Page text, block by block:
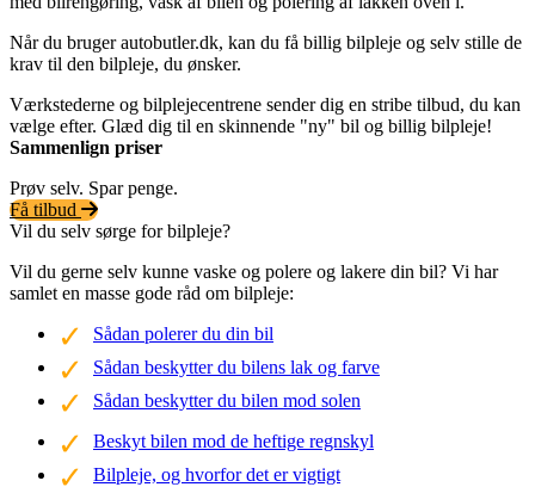
Når du bruger autobutler.dk, kan du få billig bilpleje og selv stille de
krav til den bilpleje, du ønsker.
Værkstederne og bilplejecentrene sender dig en stribe tilbud, du kan
vælge efter. Glæd dig til en skinnende "ny" bil og billig bilpleje!
Sammenlign priser
Prøv selv. Spar penge.
Få tilbud
Vil du selv sørge for bilpleje?
Vil du gerne selv kunne vaske og polere og lakere din bil? Vi har
samlet en masse gode råd om bilpleje:
Sådan polerer du din bil
Sådan beskytter du bilens lak og farve
Sådan beskytter du bilen mod solen
Beskyt bilen mod de heftige regnskyl
Bilpleje, og hvorfor det er vigtigt